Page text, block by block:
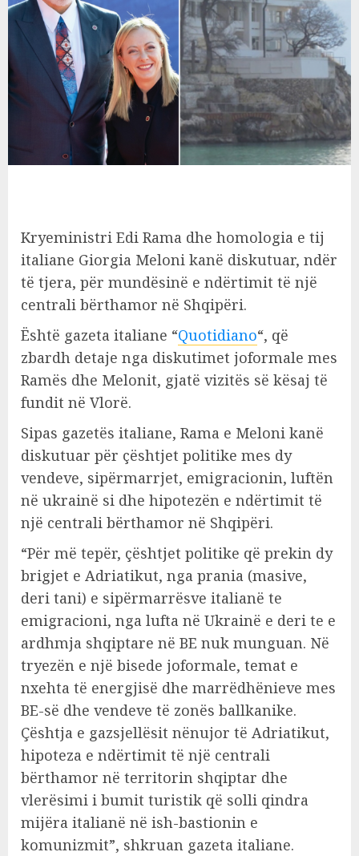
Kryeministri Edi Rama dhe homologia e tij
italiane Giorgia Meloni kanë diskutuar, ndër
të tjera, për mundësinë e ndërtimit të një
centrali bërthamor në Shqipëri.
Është gazeta italiane “Quotidiano“, që
zbardh detaje nga diskutimet joformale mes
Ramës dhe Melonit, gjatë vizitës së kësaj të
fundit në Vlorë.
Sipas gazetës italiane, Rama e Meloni kanë
diskutuar për çështjet politike mes dy
vendeve, sipërmarrjet, emigracionin, luftën
në ukrainë si dhe hipotezën e ndërtimit të
një centrali bërthamor në Shqipëri.
“Për më tepër, çështjet politike që prekin dy
brigjet e Adriatikut, nga prania (masive,
deri tani) e sipërmarrësve italianë te
emigracioni, nga lufta në Ukrainë e deri te e
ardhmja shqiptare në BE nuk munguan. Në
tryezën e një bisede joformale, temat e
nxehta të energjisë dhe marrëdhënieve mes
BE-së dhe vendeve të zonës ballkanike.
Çështja e gazsjellësit nënujor të Adriatikut,
hipoteza e ndërtimit të një centrali
bërthamor në territorin shqiptar dhe
vlerësimi i bumit turistik që solli qindra
mijëra italianë në ish-bastionin e
komunizmit”, shkruan gazeta italiane.